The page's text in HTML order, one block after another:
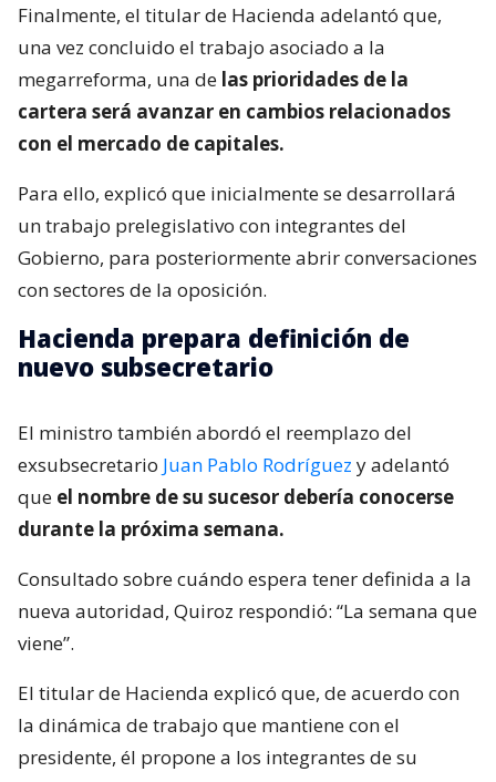
Finalmente, el titular de Hacienda adelantó que,
una vez concluido el trabajo asociado a la
megarreforma, una de las prioridades de la
cartera será avanzar en cambios relacionados
con el mercado de capitales.
Para ello, explicó que inicialmente se desarrollará
un trabajo prelegislativo con integrantes del
Gobierno, para posteriormente abrir conversaciones
con sectores de la oposición.
Hacienda prepara definición de
nuevo subsecretario
El ministro también abordó el reemplazo del
exsubsecretario Juan Pablo Rodríguez y adelantó
que el nombre de su sucesor debería conocerse
durante la próxima semana.
Consultado sobre cuándo espera tener definida a la
nueva autoridad, Quiroz respondió: “La semana que
viene”.
El titular de Hacienda explicó que, de acuerdo con
la dinámica de trabajo que mantiene con el
presidente, él propone a los integrantes de su